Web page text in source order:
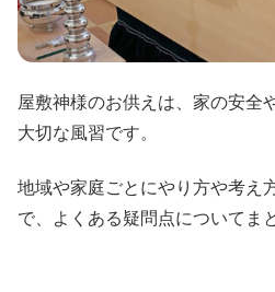
屋敷神様のお供えは、家の安全
大切な風習です。
地域や家庭ごとにやり方や考え
で、よくある疑問点についてま